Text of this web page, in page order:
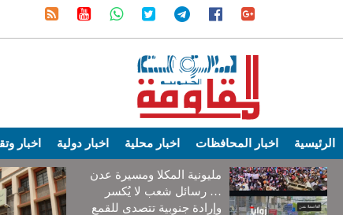
الرئيسية اخبار المحافظات اخبار محلية اخبار دولية اخبار
مليونية المكلا ومسيرة عدن
… رسائل شعب لا يُكسر
وإرادة جنوبية تتصدى للقمع